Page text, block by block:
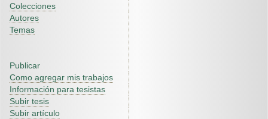
Colecciones
Autores
Temas
Publicar
Como agregar mis trabajos
Información para tesistas
Subir tesis
Subir artículo